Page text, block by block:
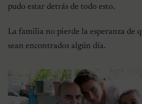
pudo estar detrás de todo esto.
La familia no pierde la esperanza de
sean encontrados algún día.